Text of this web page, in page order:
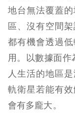
地台無法覆蓋
區、沒有空間
都有機會透過
用。以數據面
人生活的地區
軌衛星若能有
會有多龐大。